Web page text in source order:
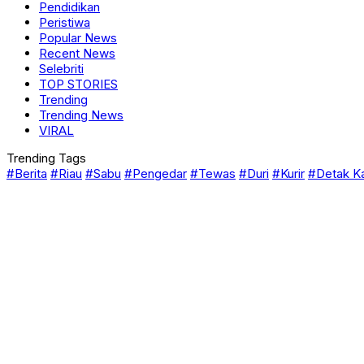
Pendidikan
Peristiwa
Popular News
Recent News
Selebriti
TOP STORIES
Trending
Trending News
VIRAL
Trending Tags
#Berita #Riau #Sabu #Pengedar #Tewas #Duri #Kurir #Detak